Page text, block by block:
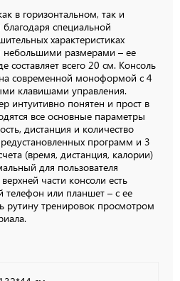
в горизонтальном, так и
специальной
характеристиках
небольшими размерами – ее
всего 20 см. Консоль
современной моноформой с 4
клавишами управления.
интуитивно понятен и прост в
все основные параметры
дистанция и количество
программ и 3
(время, дистанция, калории)
для пользователя
части консоли есть
телефон или планшет – с ее
тренировок просмотром